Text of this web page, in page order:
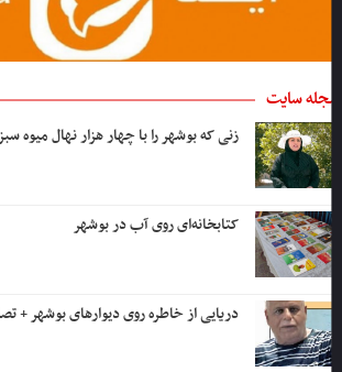
سایت
زنی که بوشهر را با چهار هزار نهال میوه
کتابخانه‌ای روی آب در بوشهر
دریایی از خاطره روی دیوارهای بوشهر +